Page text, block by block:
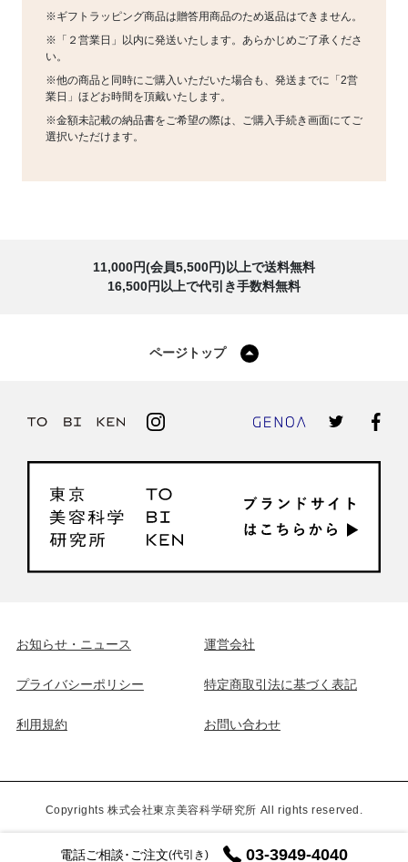
※ギフトラッピング商品は贈答用商品のため返品はできません。
※「２営業日」以内に発送いたします。あらかじめご了承くださ
い。
※他の商品と同時にご購入いただいた場合も、発送までに「2営
業日」ほどお時間を頂戴いたします。
※金額未記載の納品書をご希望の際は、ご購入手続き画面にてご
選択いただけます。
電話ご相談･ご注文(代引き) 03-3949-4040
11,000円(会員5,500円)以上で送料無料
16,500円以上で代引き手数料無料
ページトップ
お知らせ・ニュース 運営会社
プライバシーポリシー 特定商取引法に基づく表記
利用規約 お問い合わせ
Copyrights 株式会社東京美容科学研究所 All rights reserved.